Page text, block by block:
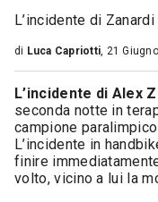
L’incidente di
di Luca Capriotti, 21
L’incidente di Alex
seconda notte in
campione
L’incidente in
finire
volto, vicino a lui la